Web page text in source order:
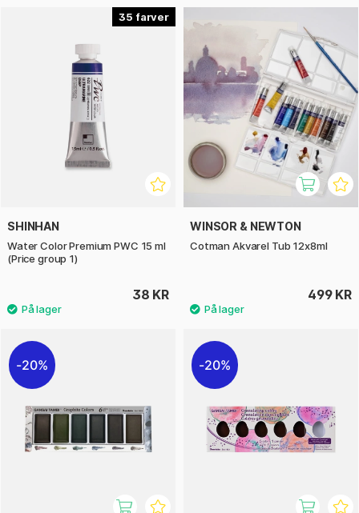
35
SHINHAN
Water Color Premium PWC 15 ml
(Price group 1)
38 KR
WINSOR & NEWTON
Cotman Akvarel Tub 12x8ml
499 KR
20% 20%